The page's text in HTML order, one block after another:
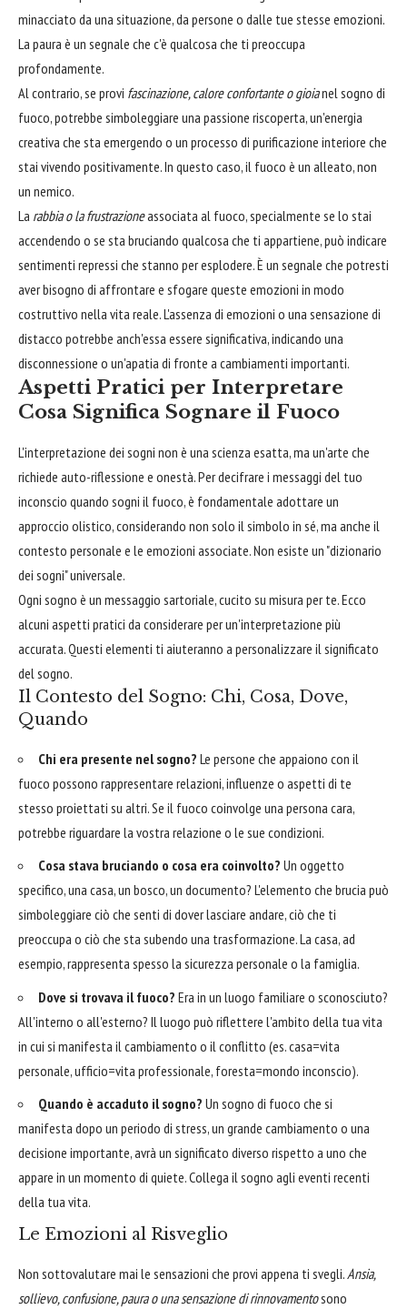
minacciato da una situazione, da persone o dalle tue stesse emozioni.
La paura è un segnale che c'è qualcosa che ti preoccupa
profondamente.
Al contrario, se provi fascinazione, calore confortante o gioianel sogno di
fuoco, potrebbe simboleggiare una passione riscoperta, un'energia
creativa che sta emergendo o un processo di purificazione interiore che
stai vivendo positivamente. In questo caso, il fuoco è un alleato, non
un nemico.
La rabbia o la frustrazioneassociata al fuoco, specialmente se lo stai
accendendo o se sta bruciando qualcosa che ti appartiene, può indicare
sentimenti repressi che stanno per esplodere. È un segnale che potresti
aver bisogno di affrontare e sfogare queste emozioni in modo
costruttivo nella vita reale. L'assenza di emozioni o una sensazione di
distacco potrebbe anch'essa essere significativa, indicando una
disconnessione o un'apatia di fronte a cambiamenti importanti.
Aspetti Pratici per Interpretare
Cosa Significa Sognare il Fuoco
L'interpretazione dei sogni non è una scienza esatta, ma un'arte che
richiede auto-riflessione e onestà. Per decifrare i messaggi del tuo
inconscio quando sogni il fuoco, è fondamentale adottare un
approccio olistico, considerando non solo il simbolo in sé, ma anche il
contesto personale e le emozioni associate. Non esiste un "dizionario
dei sogni" universale.
Ogni sogno è un messaggio sartoriale, cucito su misura per te. Ecco
alcuni aspetti pratici da considerare per un'interpretazione più
accurata. Questi elementi ti aiuteranno a personalizzare il significato
del sogno.
Il Contesto del Sogno: Chi, Cosa, Dove,
Quando
Chi era presente nel sogno? Le persone che appaiono con il
fuoco possono rappresentare relazioni, influenze o aspetti di te
stesso proiettati su altri. Se il fuoco coinvolge una persona cara,
potrebbe riguardare la vostra relazione o le sue condizioni.
Cosa stava bruciando o cosa era coinvolto? Un oggetto
specifico, una casa, un bosco, un documento? L'elemento che brucia può
simboleggiare ciò che senti di dover lasciare andare, ciò che ti
preoccupa o ciò che sta subendo una trasformazione. La casa, ad
esempio, rappresenta spesso la sicurezza personale o la famiglia.
Dove si trovava il fuoco? Era in un luogo familiare o sconosciuto?
All'interno o all'esterno? Il luogo può riflettere l'ambito della tua vita
in cui si manifesta il cambiamento o il conflitto (es. casa=vita
personale, ufficio=vita professionale, foresta=mondo inconscio).
Quando è accaduto il sogno? Un sogno di fuoco che si
manifesta dopo un periodo di stress, un grande cambiamento o una
decisione importante, avrà un significato diverso rispetto a uno che
appare in un momento di quiete. Collega il sogno agli eventi recenti
della tua vita.
Le Emozioni al Risveglio
Non sottovalutare mai le sensazioni che provi appena ti svegli.Ansia,
sollievo, confusione, paura o una sensazione di rinnovamentosono